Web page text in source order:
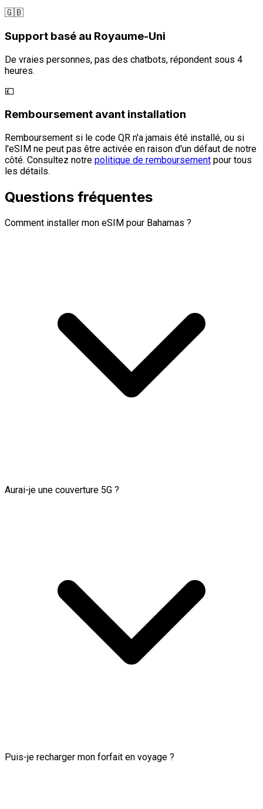
🇬🇧
Support basé au Royaume-Uni
De vraies personnes, pas des chatbots, répondent sous 4
heures.
💷
Remboursement avant installation
Remboursement si le code QR n'a jamais été installé, ou si
l'eSIM ne peut pas être activée en raison d'un défaut de notre
côté. Consultez notre politique de remboursement pour tous
les détails.
Questions fréquentes
Comment installer mon eSIM pour Bahamas ?
Aurai-je une couverture 5G ?
Puis-je recharger mon forfait en voyage ?